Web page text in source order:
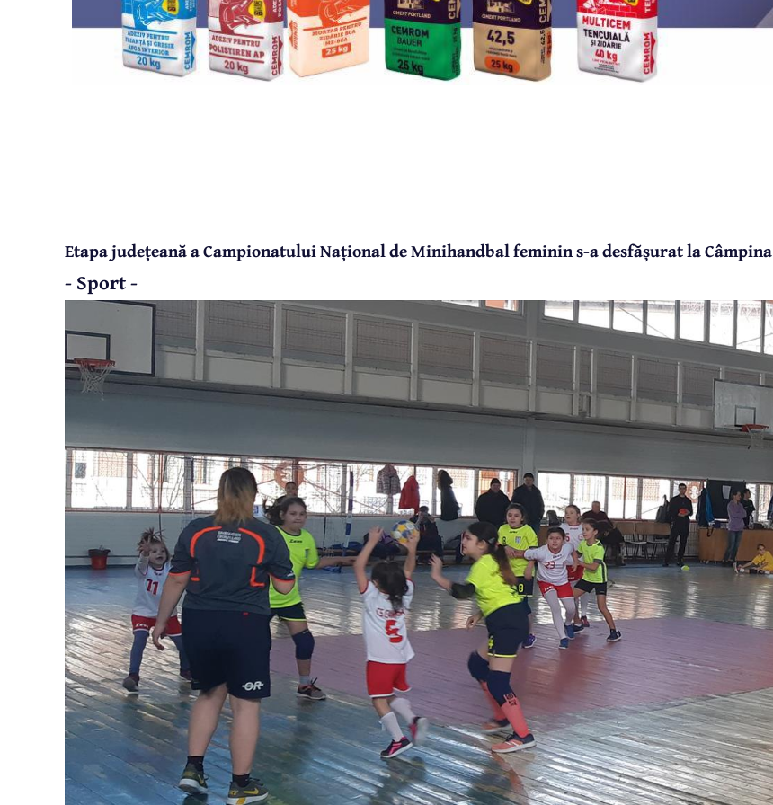
Etapa județeană a Campionatului Național de Minihandbal feminin s-a desfășurat la Câmpina
- Sport -